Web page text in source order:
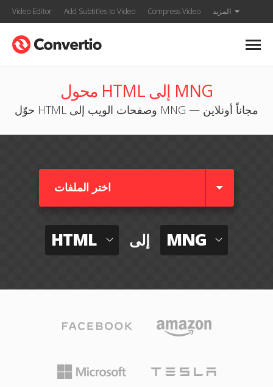
Video Editor Add Subtitles to Video Compress Video المزيد
محول HTML إلى MNG
حوّل HTML وصفحات الويب إلى MNG — مجاناً أونلاين
اختر الملفات
HTML إلى MNG